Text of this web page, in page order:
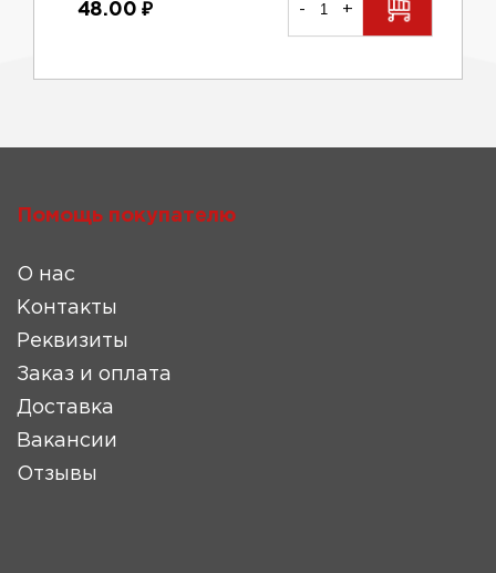
48.00 ₽ - +
Помощь покупателю
О нас
Контакты
Реквизиты
Заказ и оплата
Доставка
Вакансии
Отзывы